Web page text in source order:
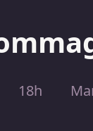
18h